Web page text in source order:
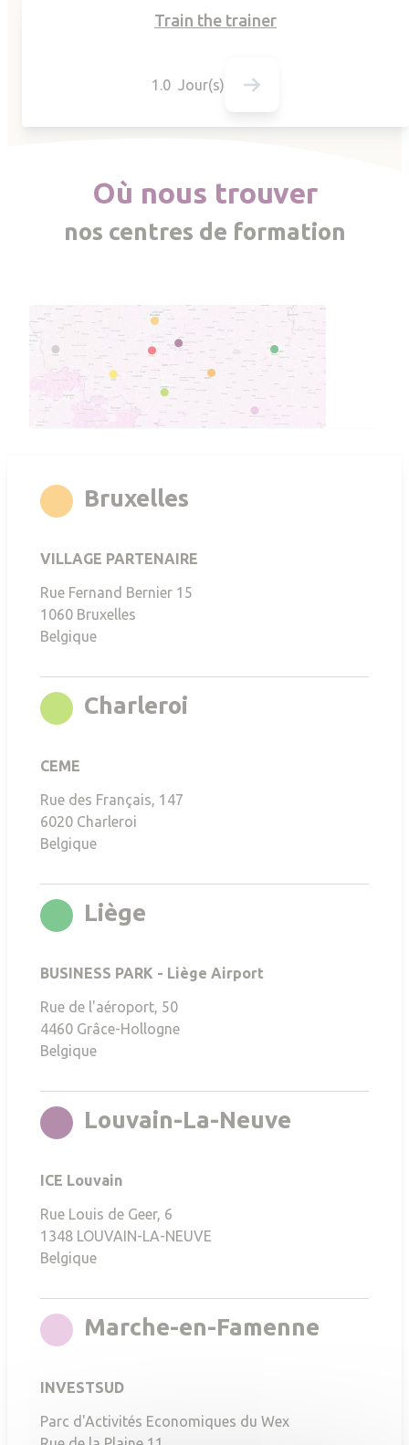
Train the trainer
1.0 Jour(s)
Où nous trouver
nos centres de formation
Bruxelles
VILLAGE PARTENAIRE
Rue Fernand Bernier 15
1060 Bruxelles
Belgique
Charleroi
CEME
Rue des Français, 147
6020 Charleroi
Belgique
Liège
BUSINESS PARK - Liège Airport
Rue de l'aéroport, 50
4460 Grâce-Hollogne
Belgique
Louvain-La-Neuve
ICE Louvain
Rue Louis de Geer, 6
1348 LOUVAIN-LA-NEUVE
Belgique
Marche-en-Famenne
INVESTSUD
Parc d'Activités Economiques du Wex